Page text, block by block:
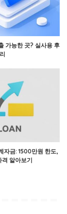
가능한 곳? 실사용 후
자금: 1500만원 한도,
알아보기